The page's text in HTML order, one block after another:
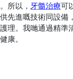
所以， 牙髓治療可
先進嘅技術同設備
理。我哋通過精準
康。